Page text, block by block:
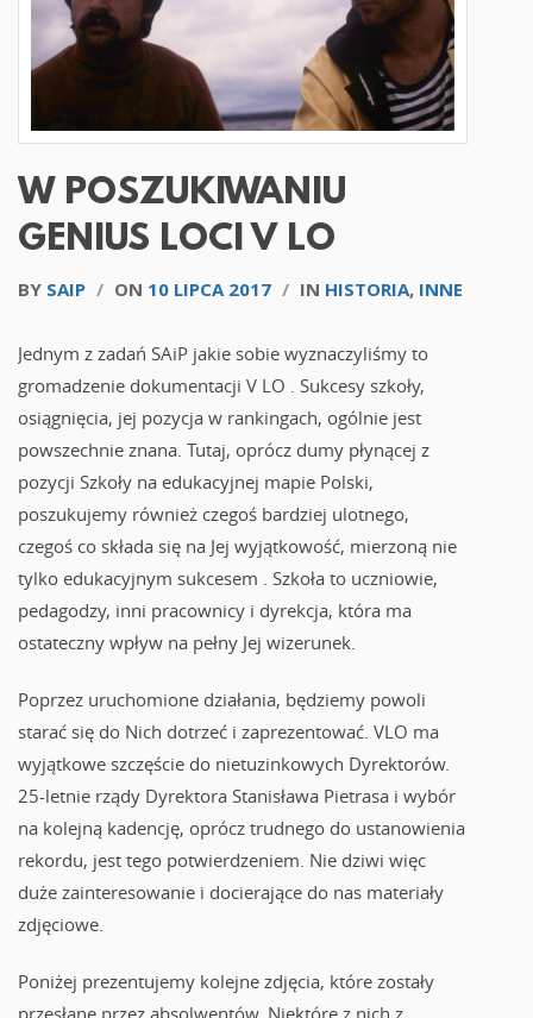
W POSZUKIWANIU
GENIUS LOCI V LO
BY SAIP / ON 10 LIPCA 2017 / IN HISTORIA, INNE
Jednym z zadań SAiP jakie sobie wyznaczyliśmy to
gromadzenie dokumentacji V LO . Sukcesy szkoły,
osiągnięcia, jej pozycja w rankingach, ogólnie jest
powszechnie znana. Tutaj, oprócz dumy płynącej z
pozycji Szkoły na edukacyjnej mapie Polski,
poszukujemy również czegoś bardziej ulotnego,
czegoś co składa się na Jej wyjątkowość, mierzoną nie
tylko edukacyjnym sukcesem . Szkoła to uczniowie,
pedagodzy, inni pracownicy i dyrekcja, która ma
ostateczny wpływ na pełny Jej wizerunek.
Poprzez uruchomione działania, będziemy powoli
starać się do Nich dotrzeć i zaprezentować. VLO ma
wyjątkowe szczęście do nietuzinkowych Dyrektorów.
25-letnie rządy Dyrektora Stanisława Pietrasa i wybór
na kolejną kadencję, oprócz trudnego do ustanowienia
rekordu, jest tego potwierdzeniem. Nie dziwi więc
duże zainteresowanie i docierające do nas materiały
zdjęciowe.
Poniżej prezentujemy kolejne zdjęcia, które zostały
przesłane przez absolwentów. Niektóre z nich z